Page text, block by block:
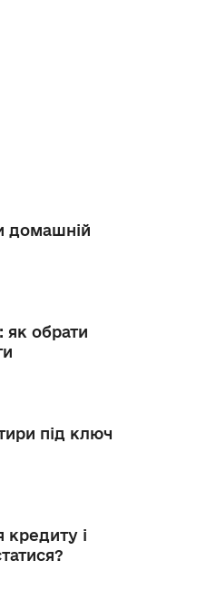
домашній
як обрати
під ключ
кредиту і